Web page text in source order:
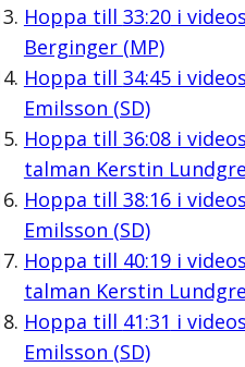
Hoppa till 33:20i
Berginger (MP)
Hoppa till 34:45i
Emilsson (SD)
Hoppa till 36:08i
talman Kerstin
Hoppa till 38:16i
Emilsson (SD)
Hoppa till 40:19i
talman Kerstin
Hoppa till 41:31 i
Emilsson (SD)